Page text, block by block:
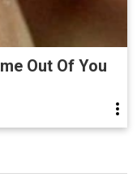
Out Of You